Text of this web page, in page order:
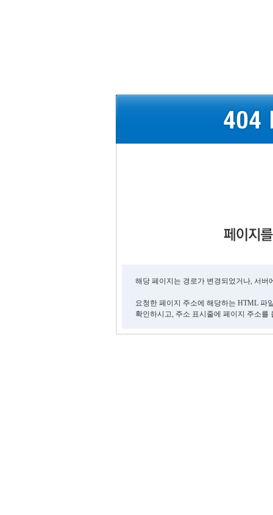
해당 페이지는 경로가 변경되었거나, 서
요청한 페이지 주소에 해당하는 HTML 파
확인하시고, 주소 표시줄에 페이지 주소